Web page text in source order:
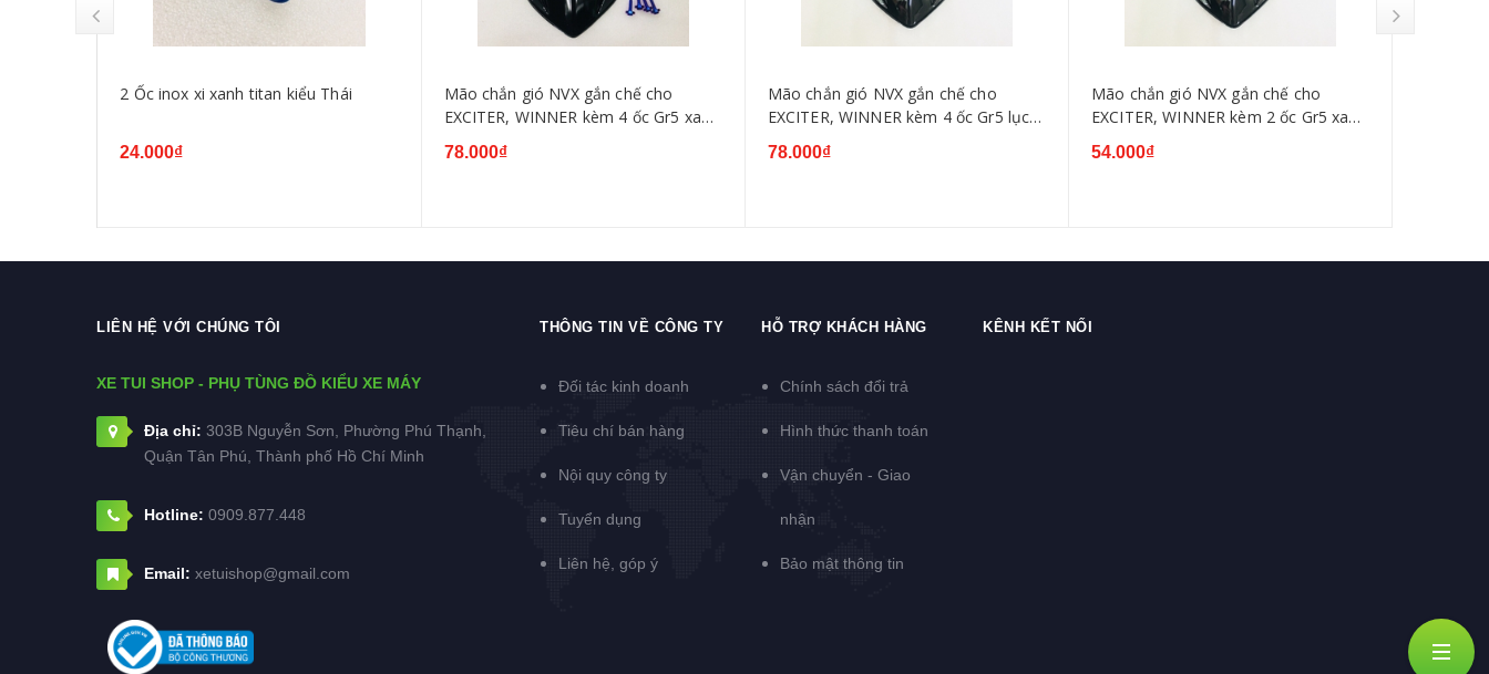
2 Ốc inox xi xanh titan kiểu Thái
24.000₫
Mão chắn gió NVX gắn chế cho
EXCITER, WINNER kèm 4 ốc Gr5 xanh
tím
78.000₫
Mão chắn gió NVX gắn chế cho
EXCITER, WINNER kèm 4 ốc Gr5 lục
bảo
78.000₫
Mão chắn gió NVX gắn chế cho
EXCITER, WINNER kèm 2 ốc Gr5 xanh
tím
54.000₫
LIÊN HỆ VỚI CHÚNG TÔI
XE TUI SHOP - PHỤ TÙNG ĐỒ KIỂU XE MÁY
Địa chỉ: 303B Nguyễn Sơn, Phường Phú Thạnh,
Quận Tân Phú, Thành phố Hồ Chí Minh
Hotline: 0909.877.448
Email: xetuishop@gmail.com
THÔNG TIN VỀ CÔNG TY
Đối tác kinh doanh
Tiêu chí bán hàng
Nội quy công ty
Tuyển dụng
Liên hệ, góp ý
HỖ TRỢ KHÁCH HÀNG
Chính sách đổi trả
Hình thức thanh toán
Vận chuyển - Giao
nhận
Bảo mật thông tin
KÊNH KẾT NỐI